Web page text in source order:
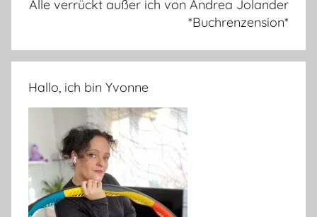
Alle verrückt außer ich von Andrea Jolander
*Buchrenzension*
Hallo, ich bin Yvonne